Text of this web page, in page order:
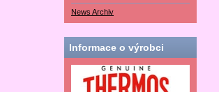
News Archiv
Informace o výrobci